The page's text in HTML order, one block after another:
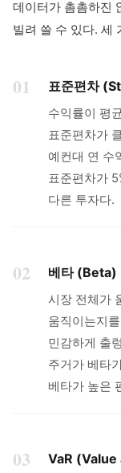
데이터가 촘촘하진
빌려 쓸 수 있다. 세
01 표준편차
수익률이 평
표준편차가
예컨대 연 수
표준편차가
다른 투자다.
02 베타 (Beta)
시장 전체가
움직이는지
민감하게 출
주거가 베타
베타가 높은
03 VaR (Value